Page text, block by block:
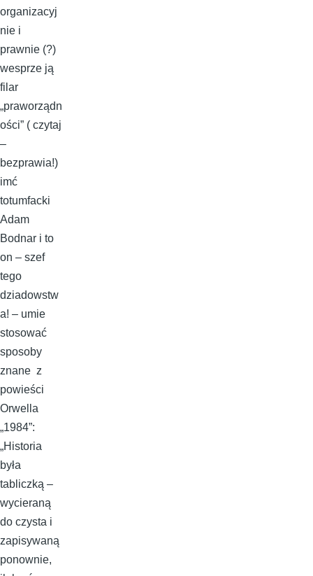
organizacyj
nie i
prawnie (?)
wesprze ją
filar
„praworządn
ości” ( czytaj
–
bezprawia!)
imć
totumfacki
Adam
Bodnar i to
on – szef
tego
dziadowstw
a! – umie
stosować
sposoby
znane z
powieści
Orwella
„1984”:
„Historia
była
tabliczką –
wycieraną
do czysta i
zapisywaną
ponownie,